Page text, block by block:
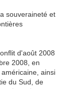
souveraineté et
d'août 2008
2008, en
ainsi
du Sud, de